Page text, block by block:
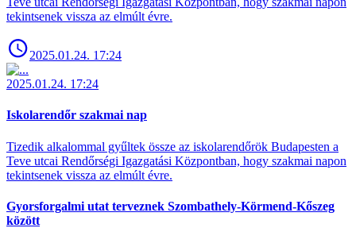
tekintsenek vissza az elmúlt évre.
2025.01.24. 17:24
2025.01.24. 17:24
Iskolarendőr szakmai nap
Tizedik alkalommal gyűltek össze az iskolarendőrök Budapesten a
Teve utcai Rendőrségi Igazgatási Központban, hogy szakmai napon
tekintsenek vissza az elmúlt évre.
Gyorsforgalmi utat terveznek Szombathely-Körmend-Kőszeg
között